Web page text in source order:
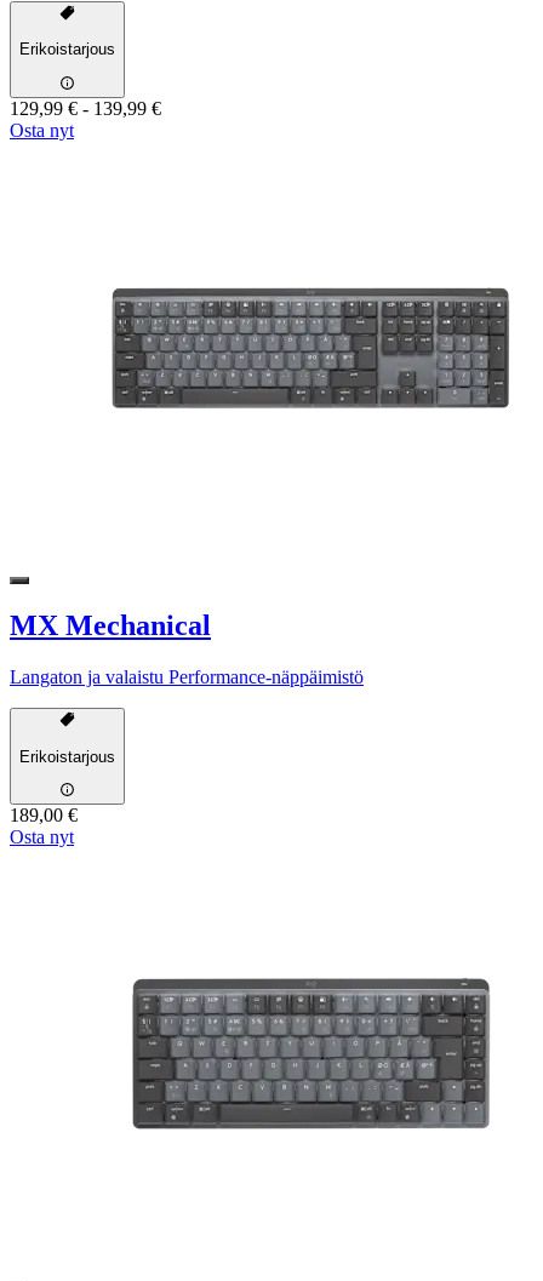
Erikoistarjous
129,99 € - 139,99 €
Osta nyt
MX Mechanical
Langaton ja valaistu Performance-näppäimistö
Erikoistarjous
189,00 €
Osta nyt